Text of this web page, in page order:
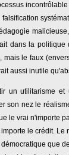
dans la
mais le faux
aussi inutile
un utilitarisme
son nez le
le vrai n'importe
le crédit.
démocratique que